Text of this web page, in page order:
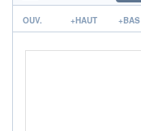
INDICE DE RÉFÉRENCE
r
OUV. +HAUT +BAS